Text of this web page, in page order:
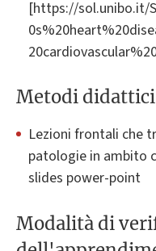
[https://sol.unibo.it/
Metodi didattici
Lezioni frontali che
patologie in ambito
slides power-point
Modalità di